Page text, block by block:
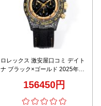
ロレックス 激安屋口コミ デイト
ナ ブラック×ゴールド 2025年新
レビュー高リピ率 人気腕時計
156450円